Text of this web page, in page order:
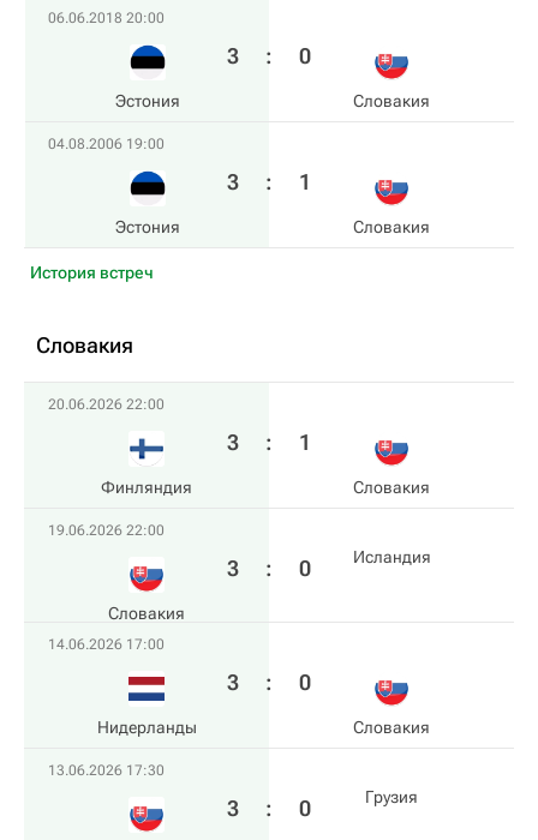
06.06.2018 20:00
Эстония
3 : 0
Словакия
04.08.2006 19:00
Эстония
3 : 1
Словакия
История встреч
Словакия
20.06.2026 22:00
Финляндия
3 : 1
Словакия
19.06.2026 22:00
Словакия
3 : 0 Исландия
14.06.2026 17:00
Нидерланды
3 : 0
Словакия
13.06.2026 17:30
3 : 0 Грузия